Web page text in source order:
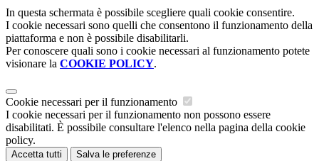
In questa schermata è possibile scegliere quali cookie consentire.
I cookie necessari sono quelli che consentono il funzionamento della
piattaforma e non è possibile disabilitarli.
Per conoscere quali sono i cookie necessari al funzionamento potete
visionare la COOKIE POLICY.
Cookie necessari per il funzionamento
I cookie necessari per il funzionamento non possono essere
disabilitati. È possibile consultare l'elenco nella pagina della cookie
policy.
Accetta tutti Salva le preferenze